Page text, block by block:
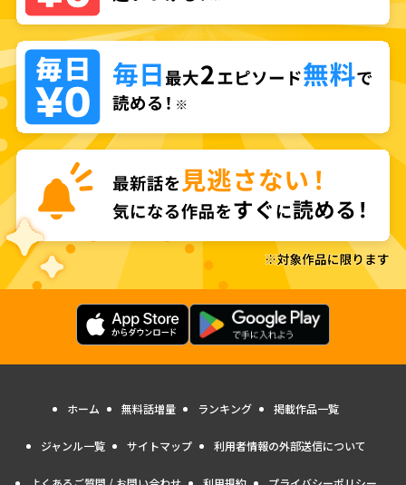
ホーム 無料話増量 ランキング 掲載作品一覧
ジャンル一覧 サイトマップ 利用者情報の外部送信について